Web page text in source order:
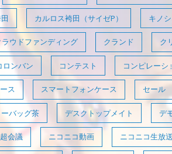
カルロス袴田（サイゼP） キノ
ラウドファンディング クランド ク
ロンバン コンテスト コンピレーシ
ス スマートフォンケース セール
バッグ茶 デスクトップメイト デ
会議 ニコニコ動画 ニコニコ生放送